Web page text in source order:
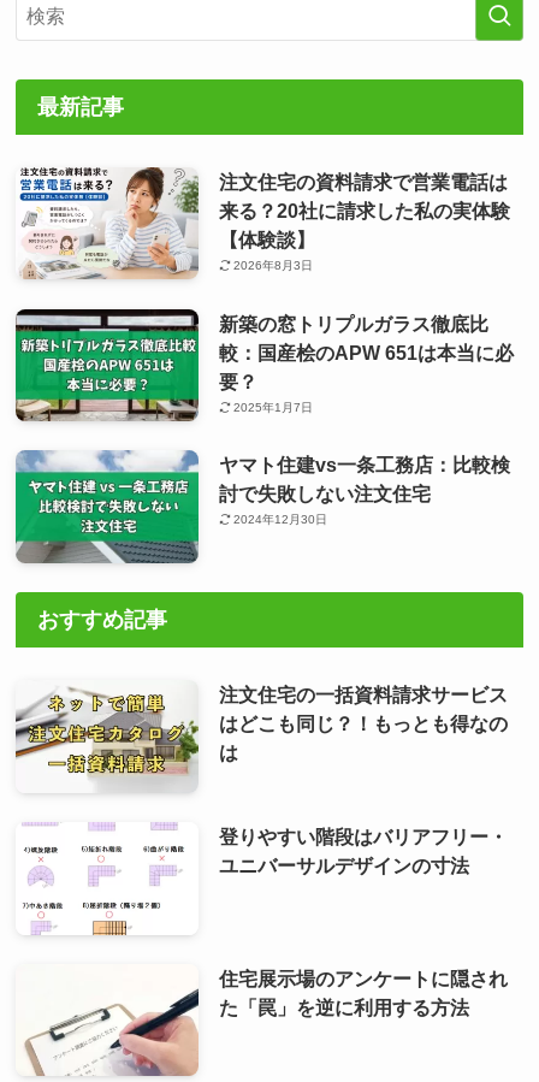
最新記事
注文住宅の資料請求で営業電話は
来る？20社に請求した私の実体験
【体験談】
2026年8月3日
新築の窓トリプルガラス徹底比
較：国産桧のAPW 651は本当に必
要？
2025年1月7日
ヤマト住建vs一条工務店：比較検
討で失敗しない注文住宅
2024年12月30日
おすすめ記事
注文住宅の一括資料請求サービス
はどこも同じ？！もっとも得なの
は
登りやすい階段はバリアフリー・
ユニバーサルデザインの寸法
住宅展示場のアンケートに隠され
た「罠」を逆に利用する方法